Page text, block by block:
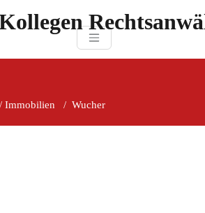
Döhl & Kollegen
Immobilien / Wucher